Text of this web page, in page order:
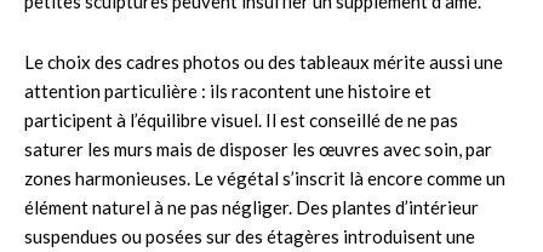
Le choix des cadres photos ou des tableaux mérite aussi une
attention particulière : ils racontent une histoire et
participent à l’équilibre visuel. Il est conseillé de ne pas
saturer les murs mais de disposer les œuvres avec soin, par
zones harmonieuses. Le végétal s’inscrit là encore comme un
élément naturel à ne pas négliger. Des plantes d’intérieur
suspendues ou posées sur des étagères introduisent une